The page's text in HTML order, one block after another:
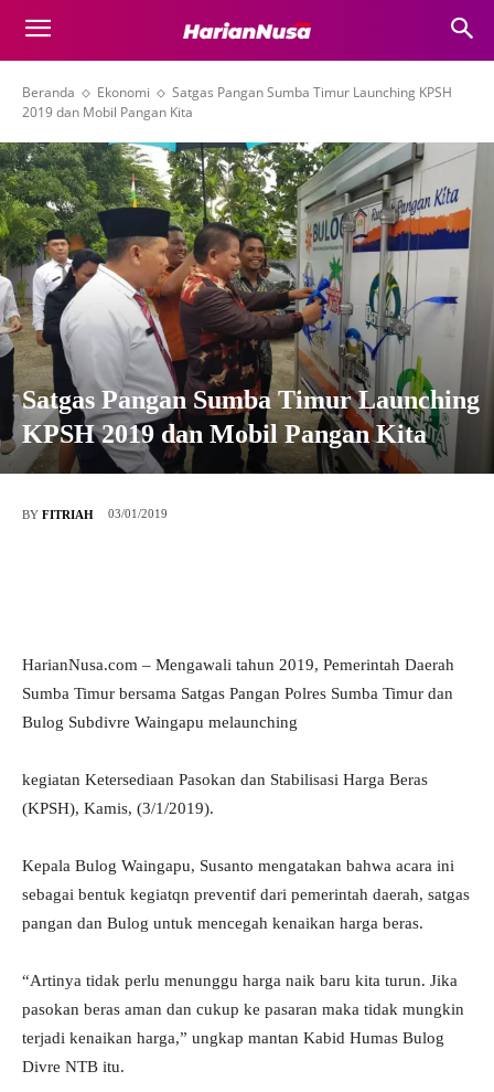
Beranda Ekonomi
Satgas Pangan Sumba Timur Launching KPSH
2019 dan Mobil Pangan Kita
Satgas Pangan Sumba Timur Launching
KPSH 2019 dan Mobil Pangan Kita
BY FITRIAH 03/01/2019
HarianNusa.com – Mengawali tahun 2019, Pemerintah Daerah
Sumba Timur bersama Satgas Pangan Polres Sumba Timur dan
Bulog Subdivre Waingapu melaunching
kegiatan Ketersediaan Pasokan dan Stabilisasi Harga Beras
(KPSH), Kamis, (3/1/2019).
Kepala Bulog Waingapu, Susanto mengatakan bahwa acara ini
sebagai bentuk kegiatqn preventif dari pemerintah daerah, satgas
pangan dan Bulog untuk mencegah kenaikan harga beras.
“Artinya tidak perlu menunggu harga naik baru kita turun. Jika
pasokan beras aman dan cukup ke pasaran maka tidak mungkin
terjadi kenaikan harga,” ungkap mantan Kabid Humas Bulog
Divre NTB itu.